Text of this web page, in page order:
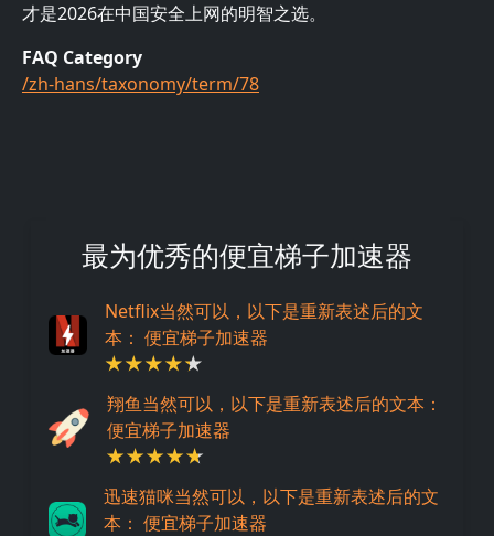
最为优秀的便宜梯子加速器
Netflix当然可以，以下是重新表述后的文
本： 便宜梯子加速器
翔鱼当然可以，以下是重新表述后的文本：
便宜梯子加速器
迅速猫咪当然可以，以下是重新表述后的文
本： 便宜梯子加速器
才是2026在中国安全上网的明智之选。
FAQ Category
/zh-hans/taxonomy/term/78